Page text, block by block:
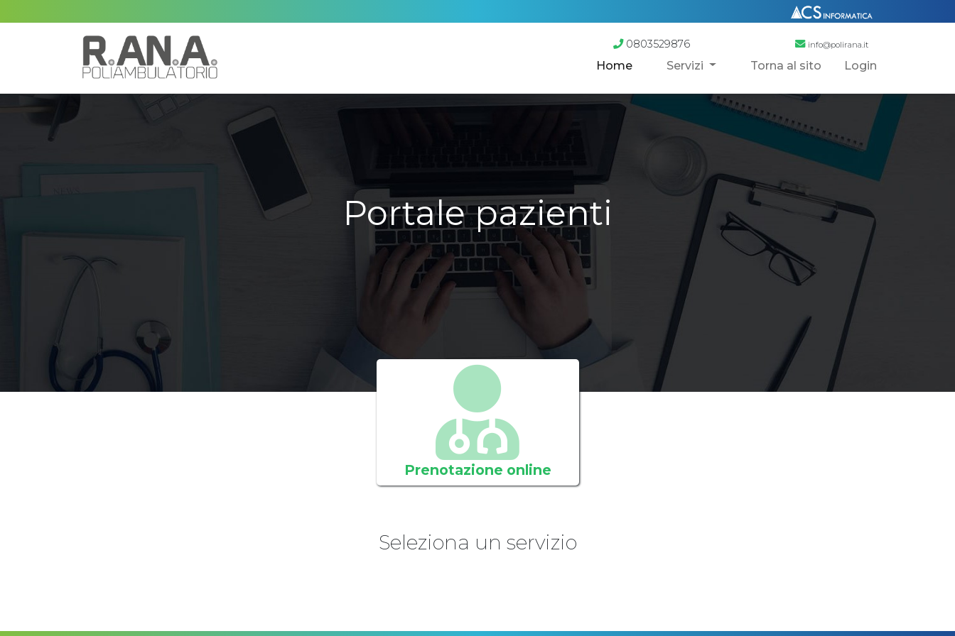
0803529876 info@polirana.it
Home Servizi Torna al sito Login
Portale pazienti
Prenotazione online
Seleziona un servizio